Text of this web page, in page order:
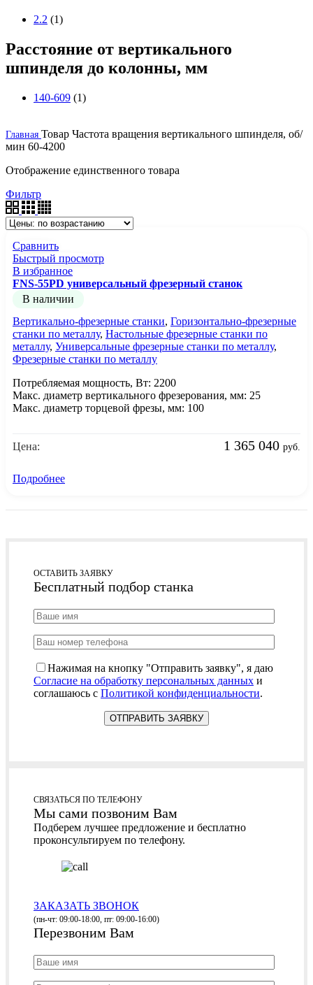
2.2 (1)
Расстояние от вертикального
шпинделя до колонны, мм
140-609 (1)
Главная Товар Частота вращения вертикального шпинделя, об/
мин 60-4200
Отображение единственного товара
Фильтр
Сравнить
Быстрый просмотр
В избранное
FNS-55PD универсальный фрезерный станок
В наличии
Вертикально-фрезерные станки, Горизонтально-фрезерные
станки по металлу, Настольные фрезерные станки по
металлу, Универсальные фрезерные станки по металлу,
Фрезерные станки по металлу
Цена: 1 365 040 руб.
Потребляемая мощность, Вт: 2200
Макс. диаметр вертикального фрезерования, мм: 25
Макс. диаметр торцевой фрезы, мм: 100
Подробнее
ОСТАВИТЬ ЗАЯВКУ
Бесплатный подбор станка
Нажимая на кнопку "Отправить заявку", я даю
Согласие на обработку персональных данных и
соглашаюсь с Политикой конфиденциальности.
СВЯЗАТЬСЯ ПО ТЕЛЕФОНУ
Мы сами позвоним Вам
Подберем лучшее предложение и бесплатно
проконсультируем по телефону.
ЗАКАЗАТЬ ЗВОНОК
(пн-чт: 09:00-18:00, пт: 09:00-16:00)
Перезвоним Вам